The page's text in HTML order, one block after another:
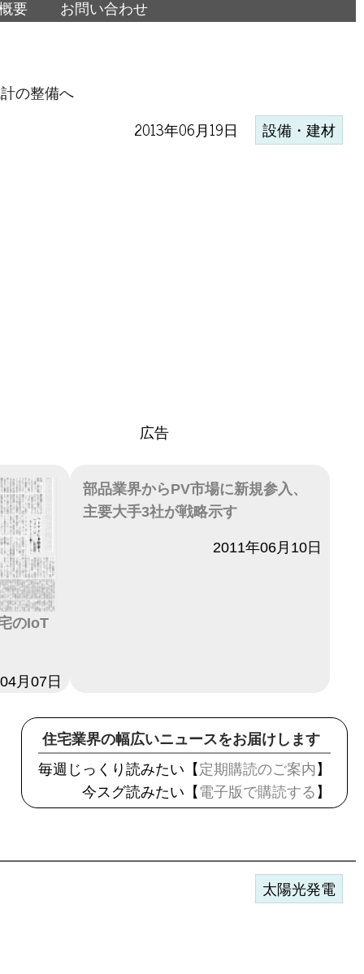
要 お問い合わせ
の整備へ
2013年06月19日 設備・建材
広告
のIoT
月07日
部品業界からPV市場に新規参入、
主要大手3社が戦略示す
2011年06月10日
住宅業界の幅広いニュースをお届けします
毎週じっくり読みたい【 定期購読のご案内 】
今スグ読みたい【 電子版で購読する 】
太陽光発電